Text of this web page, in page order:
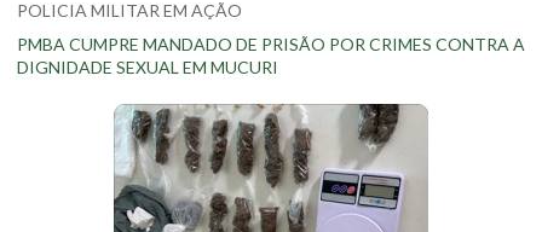
POLICIA MILITAR EM AÇÃO
PMBA CUMPRE MANDADO DE PRISÃO POR CRIMES CONTRA A
DIGNIDADE SEXUAL EM MUCURI